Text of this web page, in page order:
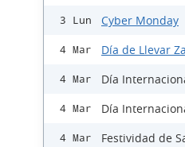
3 Lun Cyber Monday
4 Mar Día de Llevar
4 Mar Día
4 Mar Día
4 Mar Festividad de